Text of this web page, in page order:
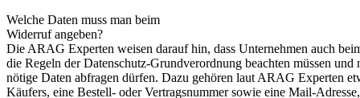
Welche Daten muss man beim
Widerruf angeben?
Die ARAG Experten weisen darauf hin, dass Unternehmen auch
die Regeln der Datenschutz-Grundverordnung beachten müssen
nötige Daten abfragen dürfen. Dazu gehören laut ARAG Experten
Käufers, eine Bestell- oder Vertragsnummer sowie eine Mail-